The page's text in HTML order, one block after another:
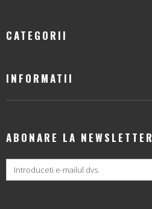
CATEGORII
INFORMATII
ABONARE LA NEWSLETTER